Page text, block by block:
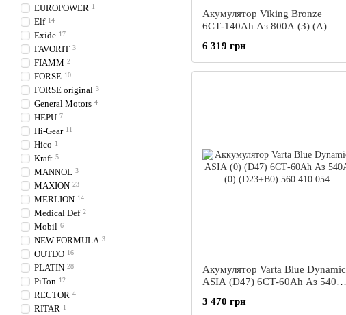
Акумулятор Viking Bronze
6СТ-140Ah Аз 800A (3) (A)
6 319 грн
Акумулятор Varta Blue Dynamic
ASIА (D47) 6СТ-60Ah Аз 540А
3 470 грн
EUROPOWER 1
Elf 14
Exide 17
FAVORIT 3
FIAMM 2
FORSE 10
FORSE original 3
General Motors 4
HEPU 7
Hi-Gear 11
Hico 1
Kraft 5
MANNOL 3
MAXION 23
MERLION 14
Medical Def 2
Mobil 6
NEW FORMULA 3
OUTDO 16
PLATIN 28
PiTon 12
RECTOR 4
RITAR 1